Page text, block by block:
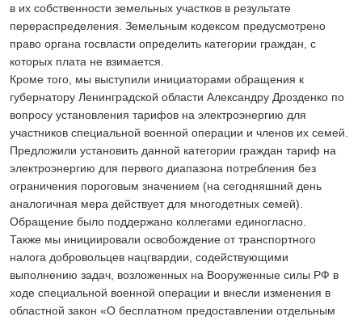
в их собственности земельных участков в результате
перераспределения. Земельным кодексом предусмотрено
право органа госвласти определить категории граждан, с
которых плата не взимается.
Кроме того, мы выступили инициаторами обращения к
губернатору Ленинградской области Александру Дрозденко по
вопросу установления тарифов на электроэнергию для
участников специальной военной операции и членов их семей.
Предложили установить данной категории граждан тариф на
электроэнергию для первого диапазона потребления без
ограничения пороговым значением (на сегодняшний день
аналогичная мера действует для многодетных семей).
Обращение было поддержано коллегами единогласно.
Также мы инициировали освобождение от транспортного
налога добровольцев нацгвардии, содействующими
выполнению задач, возложенных на Вооруженные силы РФ в
ходе специальной военной операции и внесли изменения в
областной закон «О бесплатном предоставлении отдельным